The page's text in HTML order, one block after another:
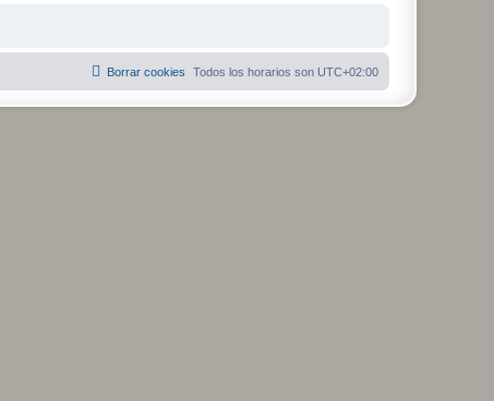
Todos los horarios son UTC+02:00
Borrar cookies